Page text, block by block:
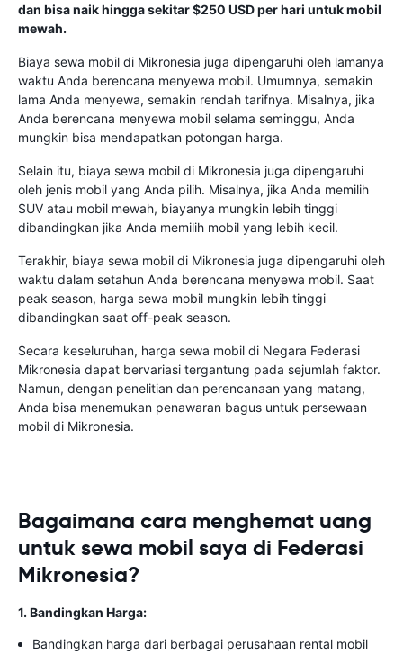
dan bisa naik hingga sekitar $250 USD per hari untuk mobil
mewah.
Biaya sewa mobil di Mikronesia juga dipengaruhi oleh lamanya
waktu Anda berencana menyewa mobil. Umumnya, semakin
lama Anda menyewa, semakin rendah tarifnya. Misalnya, jika
Anda berencana menyewa mobil selama seminggu, Anda
mungkin bisa mendapatkan potongan harga.
Selain itu, biaya sewa mobil di Mikronesia juga dipengaruhi
oleh jenis mobil yang Anda pilih. Misalnya, jika Anda memilih
SUV atau mobil mewah, biayanya mungkin lebih tinggi
dibandingkan jika Anda memilih mobil yang lebih kecil.
Terakhir, biaya sewa mobil di Mikronesia juga dipengaruhi oleh
waktu dalam setahun Anda berencana menyewa mobil. Saat
peak season, harga sewa mobil mungkin lebih tinggi
dibandingkan saat off-peak season.
Secara keseluruhan, harga sewa mobil di Negara Federasi
Mikronesia dapat bervariasi tergantung pada sejumlah faktor.
Namun, dengan penelitian dan perencanaan yang matang,
Anda bisa menemukan penawaran bagus untuk persewaan
mobil di Mikronesia.
Bagaimana cara menghemat uang
untuk sewa mobil saya di Federasi
Mikronesia?
1. Bandingkan Harga:
Bandingkan harga dari berbagai perusahaan rental mobil